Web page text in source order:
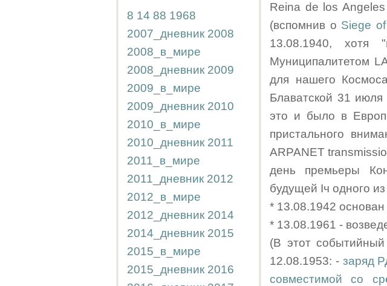
8 14 88 1968
2007_дневник 2008
2008_в_мире
2008_дневник 2009
2009_в_мире
2009_дневник 2010
2010_в_мире
2010_дневник 2011
2011_в_мире
2011_дневник 2012
2012_в_мире
2012_дневник 2014
2014_дневник 2015
2015_в_мире
2015_дневник 2016
Reina de los
(вспомнив о Siege
13.08.1940, хотя
Муниципалитетом
для нашего
Блаватской 31 июля
это и было в
пристального
ARPANET
день премьеры
будущей Iч одного
* 13.08.1942
* 13.08.1961 -
(В этот
12.08.1953: - заряд
совместимой со